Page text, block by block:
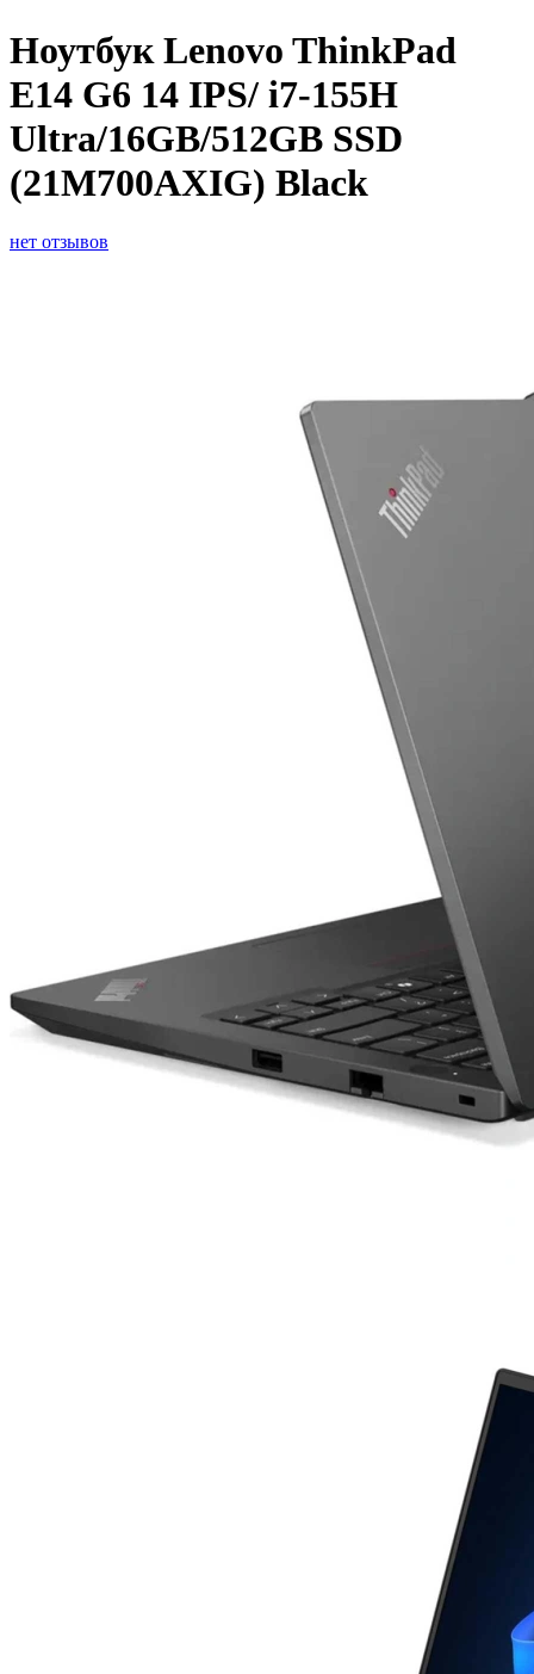
Ноутбук Lenovo ThinkPad
E14 G6 14 IPS/ i7-155H
Ultra/16GB/512GB SSD
(21M700AXIG) Black
нет отзывов